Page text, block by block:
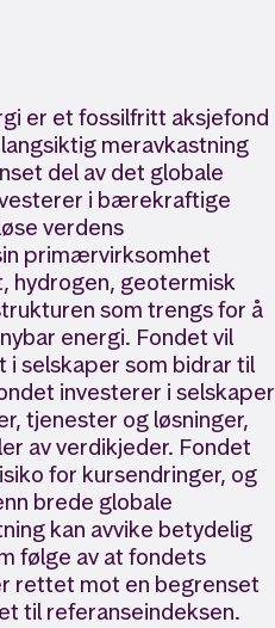
er et fossilfritt aksjefond
meravkastning
del av det globale
i bærekraftige
verdens
primærvirksomhet
hydrogen, geotermisk
som trengs for å
energi. Fondet vil
selskaper som bidrar til
investerer i selskaper
tjenester og løsninger,
av verdikjeder. Fondet
for kursendringer, og
brede globale
kan avvike betydelig
følge av at fondets
rettet mot en begrenset
til referanseindeksen.